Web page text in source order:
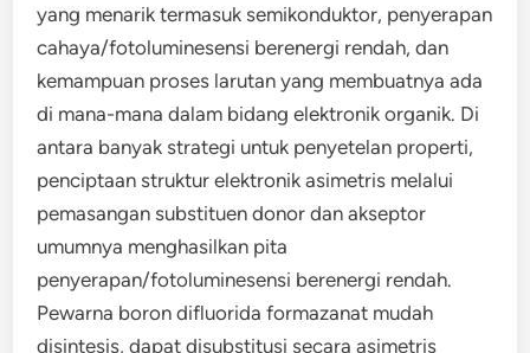
yang menarik termasuk semikonduktor, penyerapan
cahaya/fotoluminesensi berenergi rendah, dan
kemampuan proses larutan yang membuatnya ada
di mana-mana dalam bidang elektronik organik. Di
antara banyak strategi untuk penyetelan properti,
penciptaan struktur elektronik asimetris melalui
pemasangan substituen donor dan akseptor
umumnya menghasilkan pita
penyerapan/fotoluminesensi berenergi rendah.
Pewarna boron difluorida formazanat mudah
disintesis, dapat disubstitusi secara asimetris